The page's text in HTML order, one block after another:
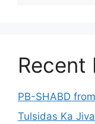
Recent
PB-SHABD
Tulsidas Ka